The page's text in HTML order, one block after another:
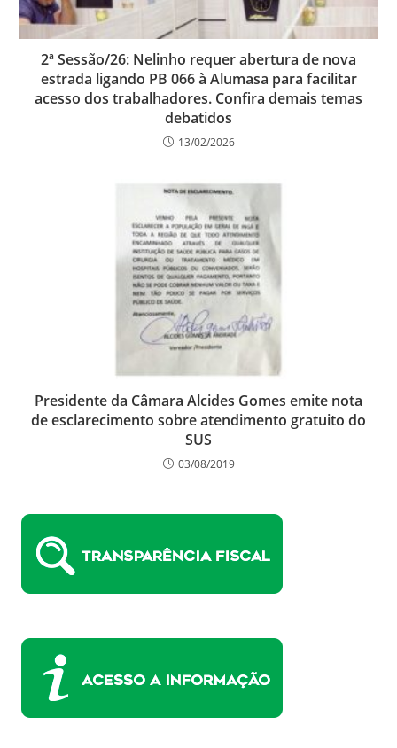
2ª Sessão/26: Nelinho requer abertura de nova
estrada ligando PB 066 à Alumasa para facilitar
acesso dos trabalhadores. Confira demais temas
debatidos
13/02/2026
Presidente da Câmara Alcides Gomes emite nota
de esclarecimento sobre atendimento gratuito do
SUS
03/08/2019